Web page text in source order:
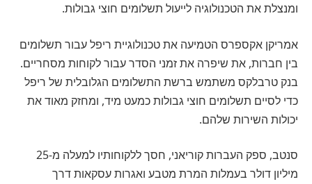
ומנצלת את הטכנולוגיה לייעול תשלומים חוצי גבולות.
אמריקן אקספרס הטמיעה את טכנולוגיית ריפל עבור תשלומים
בין חברות, את שיפרה את זמני הסדר עבור לקוחות מסחריים.
בנק טרבלקס משתמש ברשת התשלומים הגלובלית של ריפל
כדי לסיים תשלומים חוצי גבולות כמעט מיד, ומחזק מאוד את
יכולות השירות שלהם.
סנטב, ספק העברות קוריאני, חסך ללקוחותיו למעלה מ-25
מיליון דולר בעמלות המרת מטבע ואגרות עסקאות דרך